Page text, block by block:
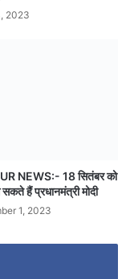
2023
NEWS:- 18 सितंबर को
हैं प्रधानमंत्री मोदी
1, 2023